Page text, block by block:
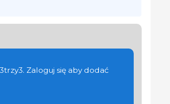
Zaloguj się aby dodać